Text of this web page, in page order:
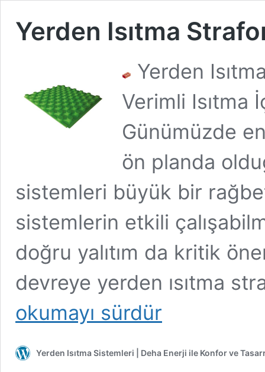
Yerden Isıtma
Yerden
Verimli Isıtma
Günümüzde
ön planda
sistemleri büyük bir
sistemlerin etkili
doğru yalıtım da kritik
devreye yerden ısıtma
okumayı sürdür
Yerden Isıtma Sistemleri | Deha Enerji ile Konfor ve